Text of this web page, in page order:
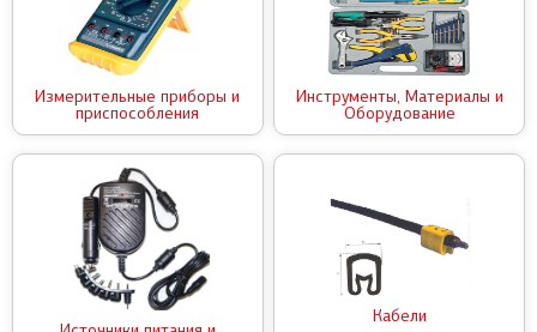
Измерительные приборы и
приспособления
Инструменты, Материалы и
Оборудование
Кабели